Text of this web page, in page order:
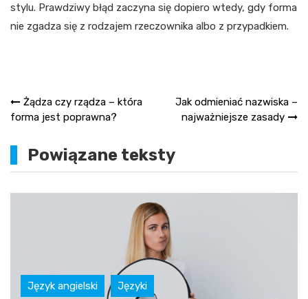
stylu. Prawdziwy błąd zaczyna się dopiero wtedy, gdy forma
nie zgadza się z rodzajem rzeczownika albo z przypadkiem.
Nawigacja
wpisu
Żądza czy rządza – która
forma jest poprawna?
Jak odmieniać nazwiska –
najważniejsze zasady
Powiązane teksty
Język angielski Języki